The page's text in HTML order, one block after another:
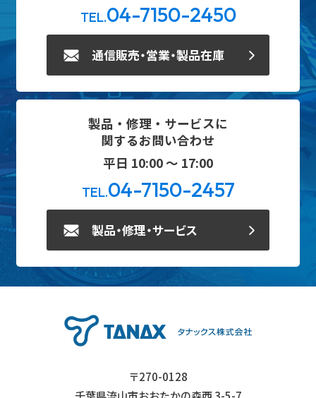
TEL.04-7150-2450
通信販売・営業・製品在庫
製品・修理・サービスに
関するお問い合わせ
平日 10:00 ～ 17:00
TEL.04-7150-2457
製品・修理・サービス
〒270-0128